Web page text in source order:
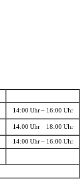
14:00 Uhr – 16:00 Uhr
14:00 Uhr – 18:00 Uhr
14:00 Uhr – 16:00 Uhr